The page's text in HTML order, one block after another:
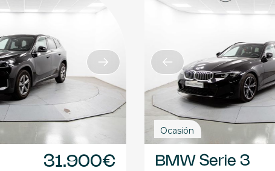
31.900€
Ocasión
BMW Serie 3